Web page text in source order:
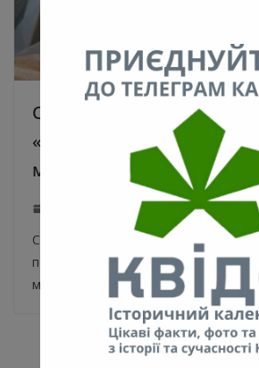
Сегодня в аптеки
«Фармация» поступит 25
марлевых масок — Кличко
Сегодня в аптеки коммунальной
поступит первая партия — 25 000
марлевых масок. Об этом мэр